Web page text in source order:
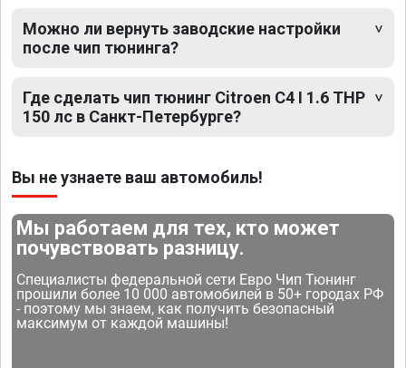
Можно ли вернуть заводские настройки
после чип тюнинга?
Где сделать чип тюнинг Citroen C4 I 1.6 THP
150 лс в Санкт-Петербурге?
Вы не узнаете ваш автомобиль!
Мы работаем для тех, кто может
почувствовать разницу.
Специалисты федеральной сети Евро Чип Тюнинг
прошили более 10 000 автомобилей в 50+ городах РФ
- поэтому мы знаем, как получить безопасный
максимум от каждой машины!